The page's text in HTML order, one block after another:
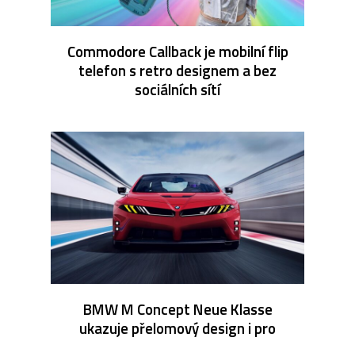
Commodore Callback je mobilní flip
telefon s retro designem a bez
sociálních sítí
BMW M Concept Neue Klasse
ukazuje přelomový design i pro